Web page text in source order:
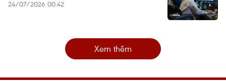
24/07/2026 00:42
Xem thêm